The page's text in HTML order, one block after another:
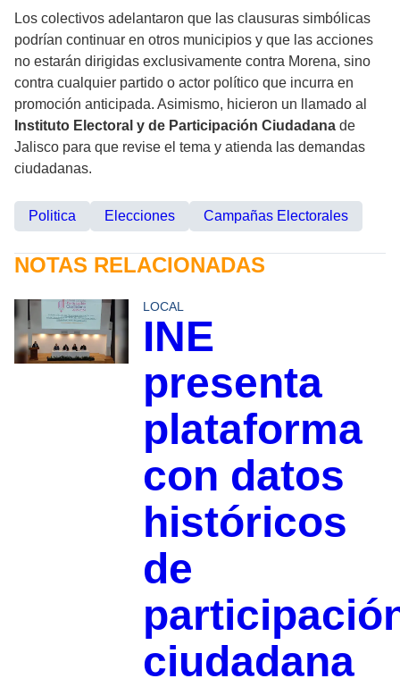
Los colectivos adelantaron que las clausuras simbólicas
podrían continuar en otros municipios y que las acciones
no estarán dirigidas exclusivamente contra Morena, sino
contra cualquier partido o actor político que incurra en
promoción anticipada. Asimismo, hicieron un llamado al
Instituto Electoral y de Participación Ciudadana de
Jalisco para que revise el tema y atienda las demandas
ciudadanas.
Politica Elecciones Campañas Electorales
NOTAS RELACIONADAS
LOCAL
INE
presenta
plataforma
con datos
históricos
de
ciudadana